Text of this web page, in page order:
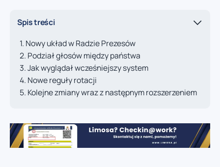
Spis treści
Nowy układ w Radzie Prezesów
Podział głosów między państwa
Jak wyglądał wcześniejszy system
Nowe reguły rotacji
Kolejne zmiany wraz z następnym rozszerzeniem